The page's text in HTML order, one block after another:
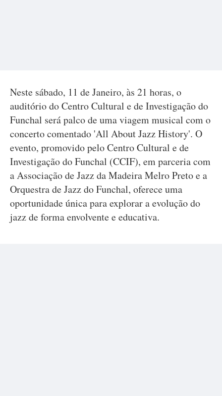
Neste sábado, 11 de Janeiro, às 21 horas, o
auditório do Centro Cultural e de Investigação do
Funchal será palco de uma viagem musical com o
concerto comentado 'All About Jazz History'. O
evento, promovido pelo Centro Cultural e de
Investigação do Funchal (CCIF), em parceria com
a Associação de Jazz da Madeira Melro Preto e a
Orquestra de Jazz do Funchal, oferece uma
oportunidade única para explorar a evolução do
jazz de forma envolvente e educativa.